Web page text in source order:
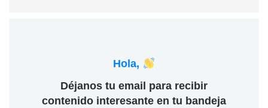
Hola,
Déjanos tu email para recibir
contenido interesante en tu bandeja